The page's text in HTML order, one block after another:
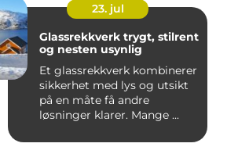
23. jul
Glassrekkverk trygt, stilrent
og nesten usynlig
Et glassrekkverk kombinerer
sikkerhet med lys og utsikt
på en måte få andre
løsninger klarer. Mange ...